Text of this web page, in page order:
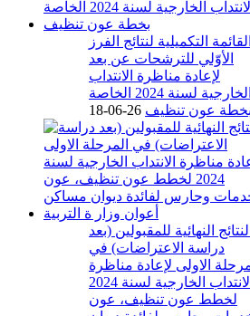
القائمة التكميلية لنتائج الفرز
الأوّلي للترشحات عن بعد
لإعادة مناظرة الانتداب
الخارجية لسنة 2024 الخاصة
بخطة عون تنظيف 26-06-18
النتائج النهائية للمقبولين (بعد
دراسة الاعتراضات) في
الاولى لإعادة مناظرة
الانتداب الخارجية لسنة 2024
لخطط عون تنظيف، عون